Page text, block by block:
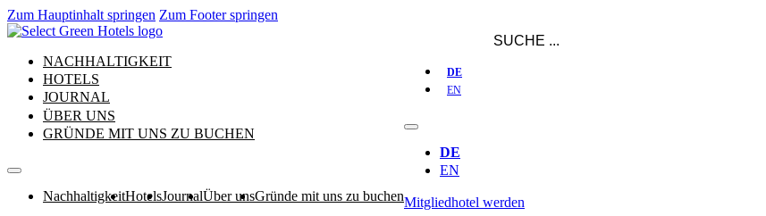
Zum Hauptinhalt springen Zum Footer springen
NACHHALTIGKEIT
HOTELS
JOURNAL
ÜBER UNS
GRÜNDE MIT UNS ZU BUCHEN
NachhaltigkeitHotelsJournalÜber unsGründe mit uns zu buchen
DE
EN
DE
EN
Mitgliedhotel werden